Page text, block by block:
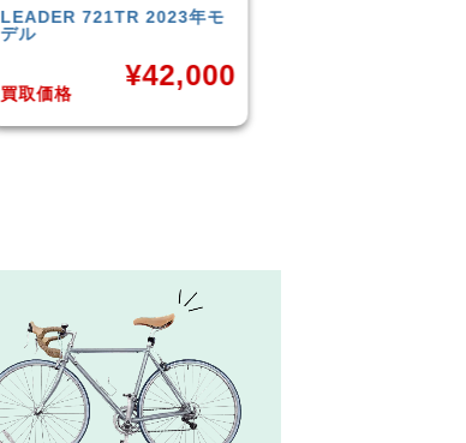
FUJITRACK 1.1 2014年モ
デル
買取価格
¥33,000